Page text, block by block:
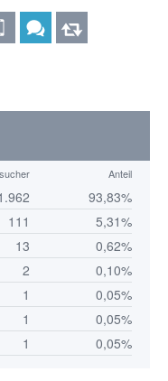
Anteil
93,83%
111
5,31%
13
0,62%
2
0,10%
1
0,05%
1
0,05%
1 0,05%